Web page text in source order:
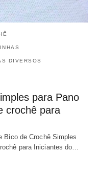
DIVERSOS
para Pano
crochê para
Bico de Crochê Simples
para Iniciantes do…